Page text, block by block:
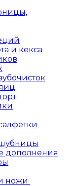
и кекса
дополнения
ножи